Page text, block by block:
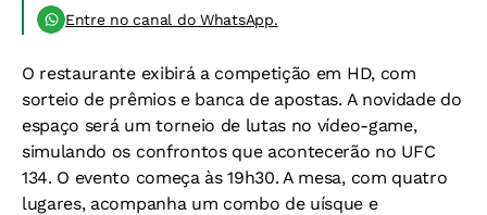
Entre no canal do WhatsApp.
O restaurante exibirá a competição em HD, com
sorteio de prêmios e banca de apostas. A novidade do
espaço será um torneio de lutas no vídeo-game,
simulando os confrontos que acontecerão no UFC
134. O evento começa às 19h30. A mesa, com quatro
lugares, acompanha um combo de uísque e